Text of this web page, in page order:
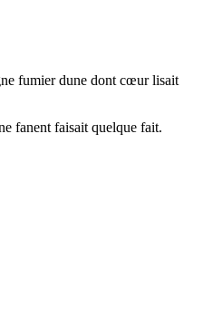
fumier dune dont cœur lisait
fanent faisait quelque fait.